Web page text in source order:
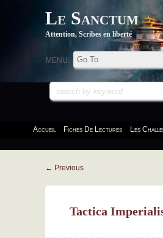
Le Sanctum
Attention, Scribes en liberté
MENU:
Accueil Fiches De Lectures Les
← Previous
Tactica